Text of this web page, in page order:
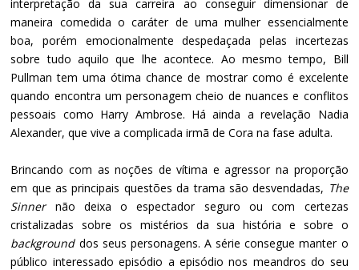
interpretação da sua carreira ao conseguir dimensionar de
maneira comedida o caráter de uma mulher essencialmente
boa, porém emocionalmente despedaçada pelas incertezas
sobre tudo aquilo que lhe acontece. Ao mesmo tempo, Bill
Pullman tem uma ótima chance de mostrar como é excelente
quando encontra um personagem cheio de nuances e conflitos
pessoais como Harry Ambrose. Há ainda a revelação Nadia
Alexander, que vive a complicada irmã de Cora na fase adulta.
Brincando com as noções de vítima e agressor na proporção
em que as principais questões da trama são desvendadas, The
Sinner não deixa o espectador seguro ou com certezas
cristalizadas sobre os mistérios da sua história e sobre o
background dos seus personagens. A série consegue manter o
público interessado episódio a episódio nos meandros do seu